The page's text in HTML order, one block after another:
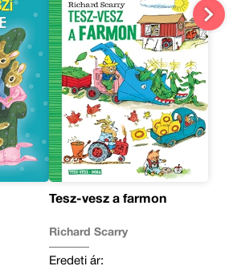
Tesz-vesz a farmon
Richard Scarry
Eredeti ár: